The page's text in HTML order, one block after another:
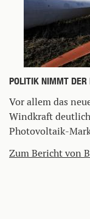
POLITIK NIMMT DER
Vor allem das
Windkraft
Photovoltaik-
Zum Bericht von